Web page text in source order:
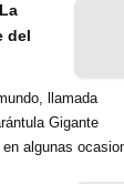
del
llamada
Gigante
algunas